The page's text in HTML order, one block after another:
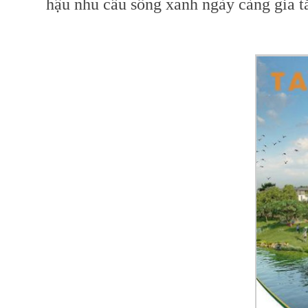
hậu nhu cầu sống xanh ngày càng gia